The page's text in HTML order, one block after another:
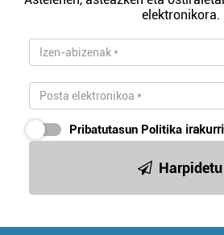
elektronikora.
Pribatutasun Politika
Harpidetu